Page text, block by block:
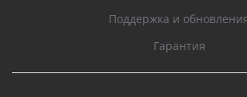
Поддержка и
Гарантия